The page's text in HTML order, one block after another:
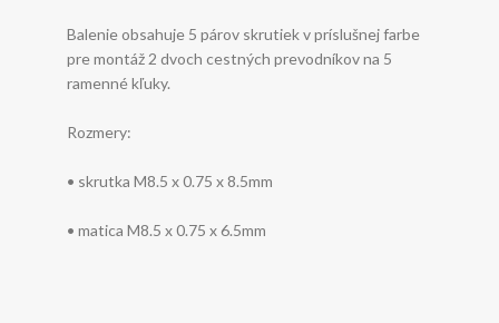
Balenie obsahuje 5 párov skrutiek v príslušnej farbe
pre montáž 2 dvoch cestných prevodníkov na 5
ramenné kľuky.
Rozmery:
• skrutka M8.5 x 0.75 x 8.5mm
• matica M8.5 x 0.75 x 6.5mm